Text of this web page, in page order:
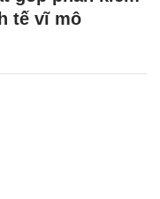
tế vĩ mô